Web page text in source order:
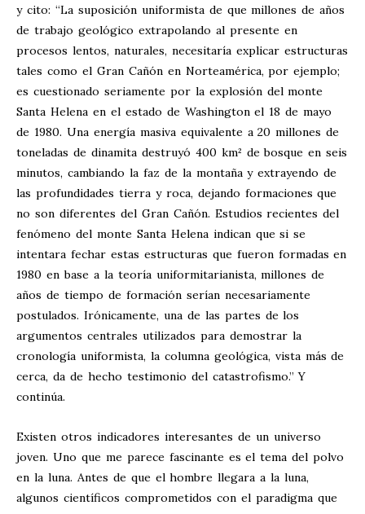
y cito: “La suposición uniformista de que millones de años
de trabajo geológico extrapolando al presente en
procesos lentos, naturales, necesitaría explicar estructuras
tales como el Gran Cañón en Norteamérica, por ejemplo;
es cuestionado seriamente por la explosión del monte
Santa Helena en el estado de Washington el 18 de mayo
de 1980. Una energía masiva equivalente a 20 millones de
toneladas de dinamita destruyó 400 km² de bosque en seis
minutos, cambiando la faz de la montaña y extrayendo de
las profundidades tierra y roca, dejando formaciones que
no son diferentes del Gran Cañón. Estudios recientes del
fenómeno del monte Santa Helena indican que si se
intentara fechar estas estructuras que fueron formadas en
1980 en base a la teoría uniformitarianista, millones de
años de tiempo de formación serían necesariamente
postulados. Irónicamente, una de las partes de los
argumentos centrales utilizados para demostrar la
cronología uniformista, la columna geológica, vista más de
cerca, da de hecho testimonio del catastrofismo.” Y
continúa.
Existen otros indicadores interesantes de un universo
joven. Uno que me parece fascinante es el tema del polvo
en la luna. Antes de que el hombre llegara a la luna,
algunos científicos comprometidos con el paradigma que